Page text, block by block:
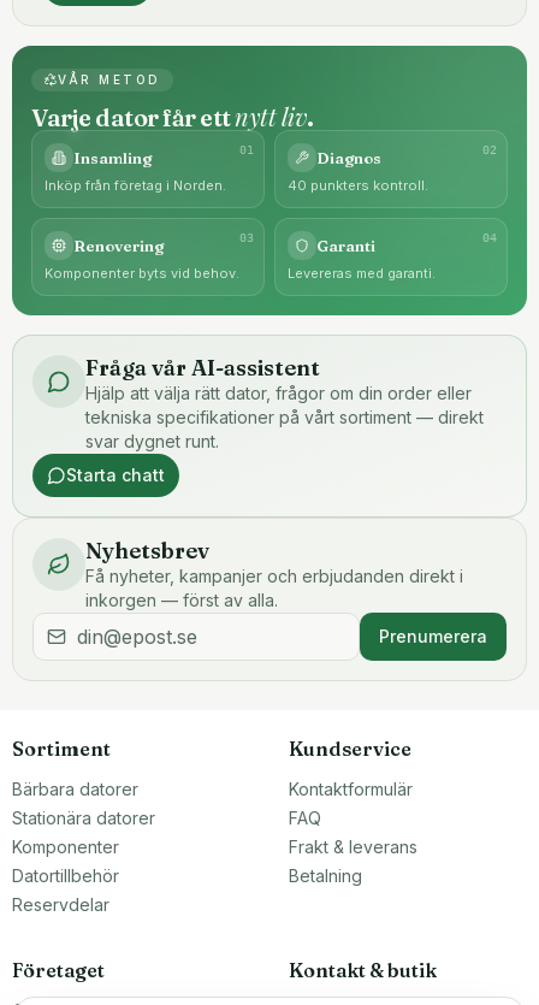
VÅR METOD
Varje dator får ettnytt liv.
01
Insamling
Inköp från företag i Norden.
02
Diagnos
40 punkters kontroll.
03
Renovering
Komponenter byts vid behov.
04
Garanti
Levereras med garanti.
Fråga vår AI-assistent
Hjälp att välja rätt dator, frågor om din order eller
tekniska specifikationer på vårt sortiment — direkt
svar dygnet runt.
Starta chatt
Nyhetsbrev
Få nyheter, kampanjer och erbjudanden direkt i
inkorgen — först av alla.
Prenumerera
Sortiment
Bärbara datorer
Stationära datorer
Komponenter
Datortillbehör
Reservdelar
Kundservice
Kontaktformulär
FAQ
Frakt & leverans
Betalning
Företaget Kontakt & butik